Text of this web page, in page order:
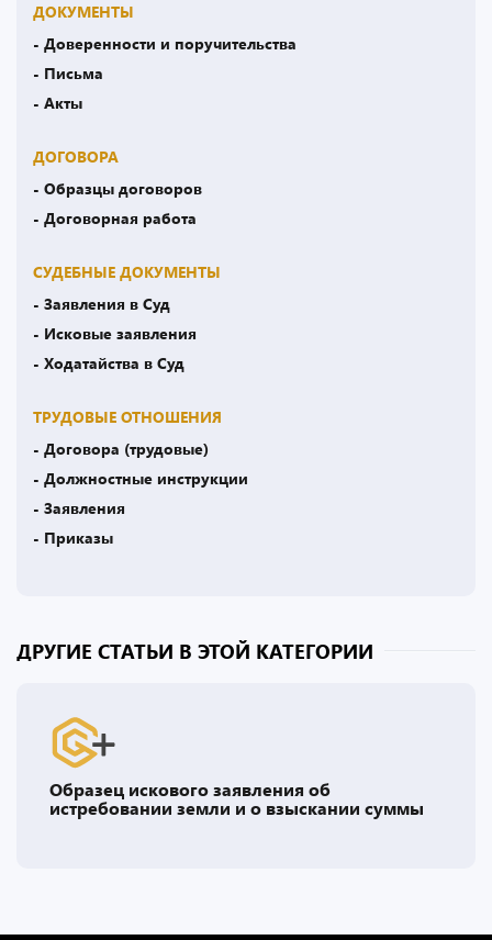
ДОКУМЕНТЫ
- Доверенности и поручительства
- Письма
- Акты
ДОГОВОРА
- Образцы договоров
- Договорная работа
СУДЕБНЫЕ ДОКУМЕНТЫ
- Заявления в Суд
- Исковые заявления
- Ходатайства в Суд
ТРУДОВЫЕ ОТНОШЕНИЯ
- Договора (трудовые)
- Должностные инструкции
- Заявления
- Приказы
ДРУГИЕ СТАТЬИ В ЭТОЙ КАТЕГОРИИ
Образец искового заявления об
истребовании земли и о взыскании суммы